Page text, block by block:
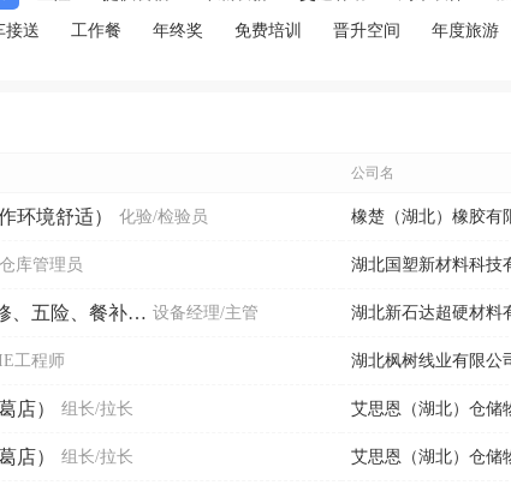
接送 工作餐 年终奖 免费培训 晋升空间 年度旅游
公司名
环境舒适） 化验/检验员 橡楚（湖北）橡胶有
仓库管理员 湖北国塑新材料科技
车间主管（懂机修、五险、餐补、节日福利） 设备经理/主管 湖北新石达超硬材料
IE工程师 湖北枫树线业有限公
店） 组长/拉长 艾思恩（湖北）仓储
店） 组长/拉长 艾思恩（湖北）仓储